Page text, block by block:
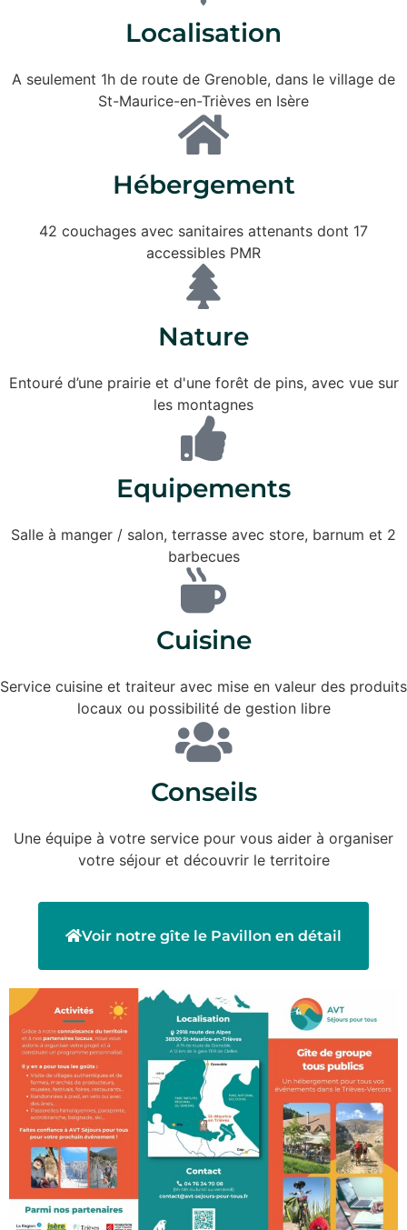
Localisation
A seulement 1h de route de Grenoble, dans le village de
St-Maurice-en-Trièves en Isère
Hébergement
42 couchages avec sanitaires attenants dont 17
accessibles PMR
Nature
Entouré d’une prairie et d'une forêt de pins, avec vue sur
les montagnes
Equipements
Salle à manger / salon, terrasse avec store, barnum et 2
barbecues
Cuisine
Service cuisine et traiteur avec mise en valeur des produits
locaux ou possibilité de gestion libre
Conseils
Une équipe à votre service pour vous aider à organiser
votre séjour et découvrir le territoire
Voir notre gîte le Pavillon en détail